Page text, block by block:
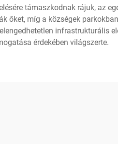
támaszkodnak rájuk, az
őket, míg a községek
infrastrukturális
érdekében világszerte.